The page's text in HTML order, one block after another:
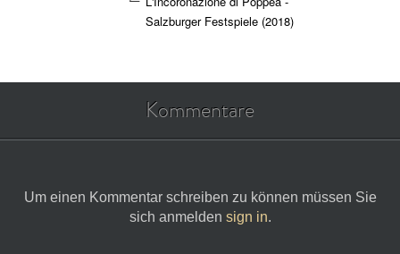
Salzburger Festspiele (2018)
Kommentare
Um einen Kommentar schreiben zu können müssen Sie
sich anmelden sign in.